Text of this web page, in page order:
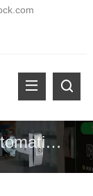
Serrure de distributeur automatique